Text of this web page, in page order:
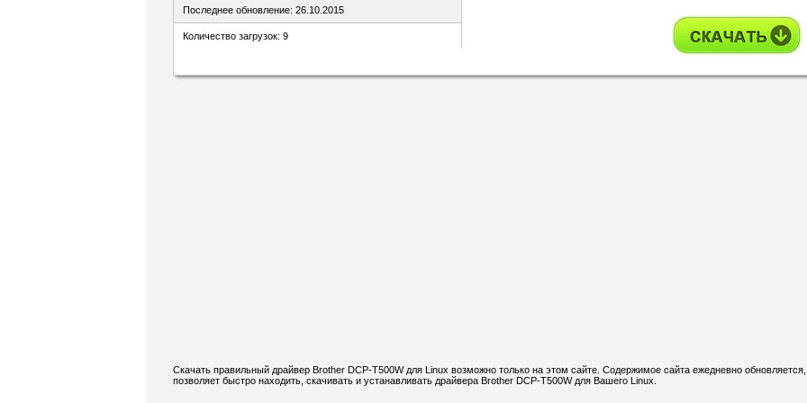
Последнее обновление: 26.10.2015
Количество загрузок: 9
Скачать правильный драйвер Brother DCP-T500W для Linux возможно только на этом сайте. Содержимое сайта ежедневно обновляется,
позволяет быстро находить, скачивать и устанавливать драйвера Brother DCP-T500W для Вашего Linux.